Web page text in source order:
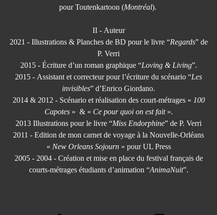
pour Toutenkartoon (Montréal).
II - Auteur
2021 - Illustrations & Planches de BD pour le livre “Regards” de
P. Verri
2015 - Écriture d’un roman graphique “Loving & Living”.
2015 - Assistant et correcteur pour l’écriture du scénario “Les
invisibles” d’Enrico Giordano.
2014 & 2012 - Scénario et réalisation des court-métrages « 100
Capotes» & « Ce pour quoi on est fait».
2013 Illustrations pour le livre “Miss Endorphine” de P. Verri
2011 - Edition de mon carnet de voyage à la Nouvelle-Orléans
« New Orleans Sojourn» pour UL Press
2005 - 2004 - Création et mise en place du festival français de
courts-métrages étudiants d’animation “AnimaNuit”.